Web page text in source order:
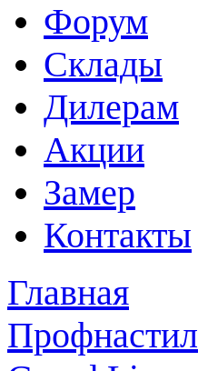
Форум
Склады
Дилерам
Акции
Замер
Контакты
Главная
Профнастил